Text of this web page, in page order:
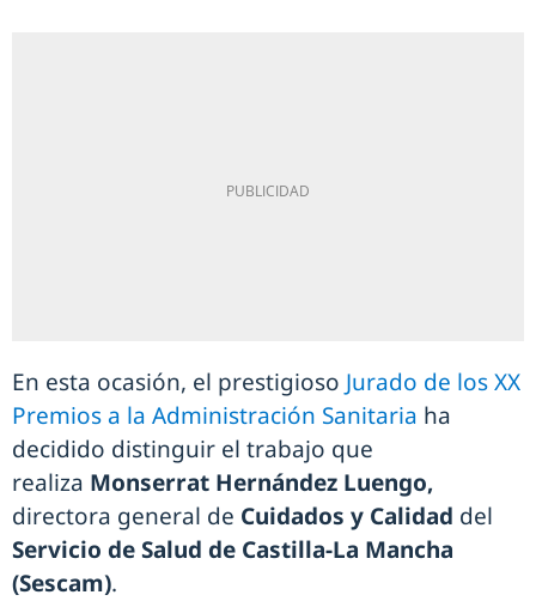
En esta ocasión, el prestigioso Jurado de los XX
Premios a la Administración Sanitaria ha
decidido distinguir el trabajo que
realiza Monserrat Hernández Luengo,
directora general de Cuidados y Calidad del
Servicio de Salud de Castilla-La Mancha
(Sescam).